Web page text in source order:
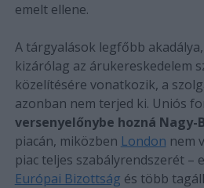
emelt ellene.
A tárgyalások legfőbb
kizárólag az árukereskedelem
közelítésére vonatkozik, a
azonban nem terjed ki. Uniós
versenyelőnybe hozná
piacán, miközben London nem
piac teljes szabályrendszerét –
Európai Bizottság és több